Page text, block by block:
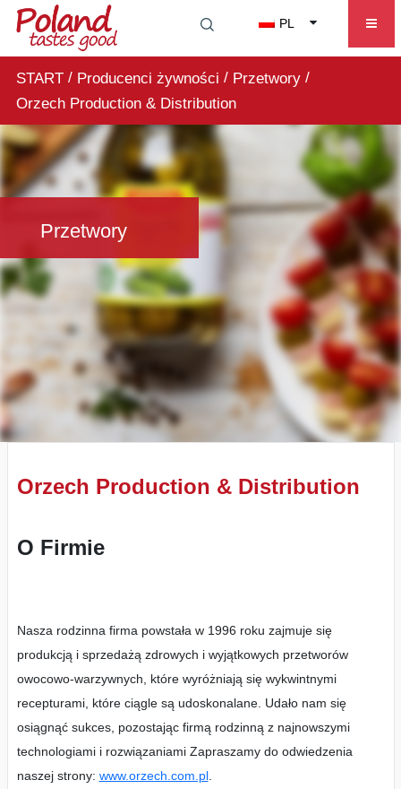
PL
START/ Producenci żywności / Przetwory/
Orzech Production & Distribution
Przetwory
Orzech Production & Distribution
O Firmie
Nasza rodzinna firma powstała w 1996 roku zajmuje się
produkcją i sprzedażą zdrowych i wyjątkowych przetworów
owocowo-warzywnych, które wyróżniają się wykwintnymi
recepturami, które ciągle są udoskonalane. Udało nam się
osiągnąć sukces, pozostając firmą rodzinną z najnowszymi
technologiami i rozwiązaniami Zapraszamy do odwiedzenia
naszej strony: www.orzech.com.pl.